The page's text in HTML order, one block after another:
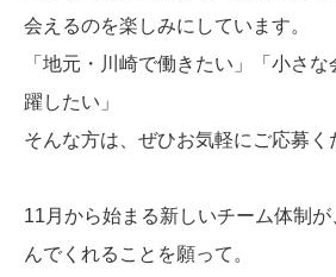
会えるのを楽しみにしています。
「地元・川崎で働きたい」「小さ
躍したい」
そんな方は、ぜひお気軽にご応募く
11月から始まる新しいチーム体制
んでくれることを願って。